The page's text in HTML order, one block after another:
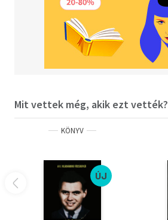
Mit vettek még, akik ezt vették?
KÖNYV
ÚJ